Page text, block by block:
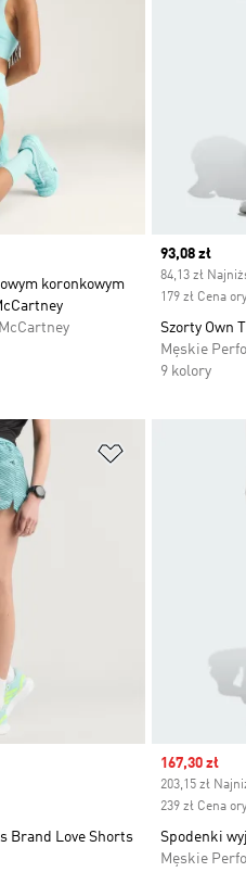
koronkowym
Current price
93,08 zł
84,13 zł
179 zł Cena
Szorty Own
Męskie
9 kolory
Dodaj do listy
Brand Love Shorts
Sale price
167,30 zł
203,15 zł
239 zł Cena
Spodenki
Męskie